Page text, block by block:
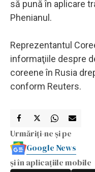
să pună în aplicare
Phenianul.
Reprezentantul
informaţiile despre
coreene în Rusia
conform Reuters.
Urmăriți-ne și pe
Google News
și în aplicațiile mobile